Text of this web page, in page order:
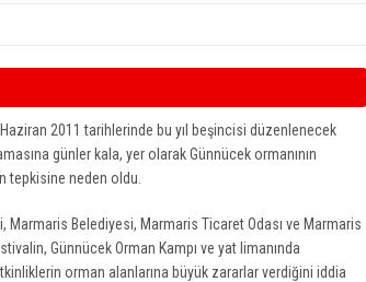
2011 tarihlerinde bu yıl beşincisi düzenlenecek
günler kala, yer olarak Günnücek ormanının
tepkisine neden oldu.
Belediyesi, Marmaris Ticaret Odası ve Marmaris
Günnücek Orman Kampı ve yat limanında
orman alanlarına büyük zararlar verdiğini iddia